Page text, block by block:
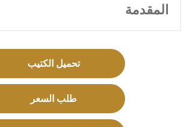
المقدمة
تحميل الكتيب
طلب السعر